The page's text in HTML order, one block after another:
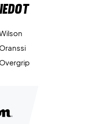
Oranssi
Overgrip